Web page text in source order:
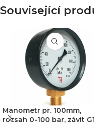
Související
Manometr pr. 100mm,
rozsah 0-100 bar, závit